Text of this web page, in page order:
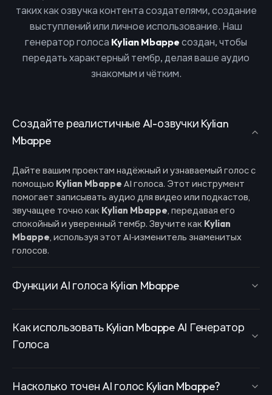
таких как озвучка контента создателями, создание
выступлений или личное использование. Наш
генератор голоса Kylian Mbappe создан, чтобы
передать характерный тембр, делая ваше аудио
знакомым и чётким.
Создайте реалистичные AI-озвучки Kylian
Mbappe
Дайте вашим проектам надёжный и узнаваемый голос с
помощью Kylian Mbappe AI голоса. Этот инструмент
помогает записывать аудио для видео или подкастов,
звучащее точно как Kylian Mbappe, передавая его
спокойный и уверенный тембр. Звучите как Kylian
Mbappe, используя этот AI‑изменитель знаменитых
голосов.
Функции AI голоса Kylian Mbappe
Как использовать Kylian Mbappe AI Генератор
Голоса
Насколько точен AI голос Kylian Mbappe?